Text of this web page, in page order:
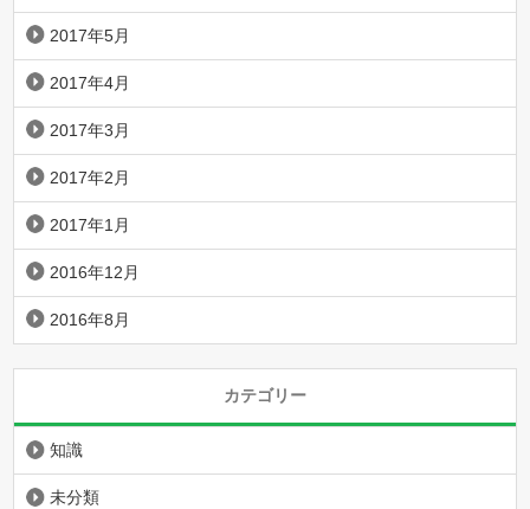
2017年5月
2017年4月
2017年3月
2017年2月
2017年1月
2016年12月
2016年8月
カテゴリー
知識
未分類